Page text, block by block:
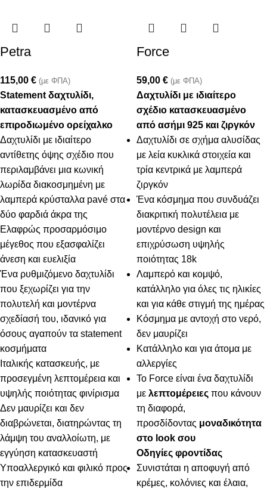
Petra
115,00 € (με ΦΠΑ)
Statement δαχτυλίδι,
κατασκευασμένο από
επιροδιωμένο ορείχαλκο
Δαχτυλίδι με ιδιαίτερο
αντίθετης όψης σχέδιο που
περιλαμβάνει μια κωνική
λωρίδα διακοσμημένη με
λαμπερά κρύσταλλα pavé στα
δύο φαρδιά άκρα της
Ελαφρώς προσαρμόσιμο
μέγεθος που εξασφαλίζει
άνεση και ευελιξία
Ένα ρυθμιζόμενο δαχτυλίδι
που ξεχωρίζει για την
πολυτελή και μοντέρνα
σχεδίασή του, ιδανικό για
όσους αγαπούν τα statement
κοσμήματα
Ιταλικής κατασκευής, με
προσεγμένη λεπτομέρεια και
υψηλής ποιότητας φινίρισμα
Δεν μαυρίζει και δεν
διαβρώνεται, διατηρώντας τη
λάμψη του αναλλοίωτη, με
εγγύηση κατασκευαστή
Υποαλλεργικό και φιλικό προς
την επιδερμίδα
Force
59,00 € (με ΦΠΑ)
Δαχτυλίδι με ιδιαίτερο
σχέδιο κατασκευασμένο
από ασήμι 925 και ζιργκόν
Δαχτυλίδι σε σχήμα αλυσίδας
με λεία κυκλικά στοιχεία και
τρία κεντρικά με λαμπερά
ζιργκόν
Ένα κόσμημα που συνδυάζει
διακριτική πολυτέλεια με
μοντέρνο design και
επιχρύσωση υψηλής
ποιότητας 18k
Λαμπερό και κομψό,
κατάλληλο για όλες τις ηλικίες
και για κάθε στιγμή της ημέρας
Κόσμημα με αντοχή στο νερό,
δεν μαυρίζει
Κατάλληλο και για άτομα με
αλλεργίες
Το Force είναι ένα δαχτυλίδι
με λεπτομέρειες που κάνουν
τη διαφορά,
προσδίδοντας μοναδικότητα
στο look σου
Οδηγίες φροντίδας
Συνιστάται η αποφυγή από
κρέμες, κολόνιες και έλαια,